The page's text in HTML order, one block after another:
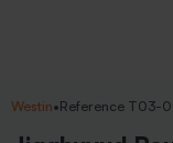
Westin•Reference T03-